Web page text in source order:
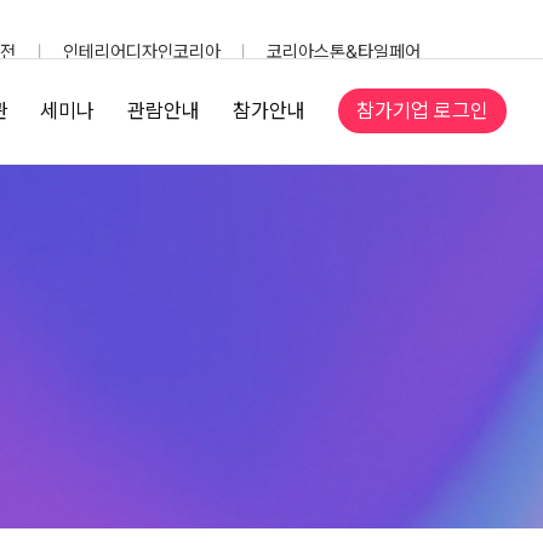
인테리어디자인코리아
코리아스톤&타일페어
세미나 관람안내 참가안내 참가기업 로그인